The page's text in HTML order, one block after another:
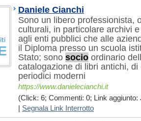
Daniele Cianchi
Sono un libero professionista,
culturali, in particolare archivi
agli enti pubblici che alle
il Diploma presso un scuola
Stato; sono socio ordinario
catalogazione di libri antichi,
periodici moderni
https://www.danielecianchi.it
(Click: 6; Commenti: 0; Link aggiunto:
Segnala Link Interrotto